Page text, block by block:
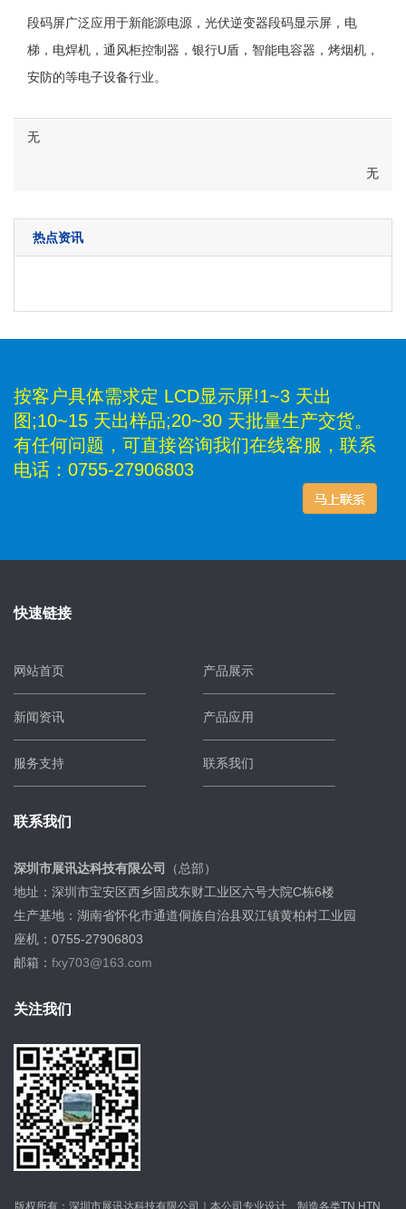
段码屏广泛应用于新能源电源，光伏逆变器段码显示屏，电
梯，电焊机，通风柜控制器，银行U盾，智能电容器，烤烟机，
安防的等电子设备行业。
无
无
热点资讯
按客户具体需求定 LCD显示屏!1~3 天出
图;10~15 天出样品;20~30 天批量生产交货。
有任何问题，可直接咨询我们在线客服，联系
电话：0755-27906803
快速链接
网站首页 产品展示
新闻资讯 产品应用
服务支持 联系我们
联系我们
深圳市展讯达科技有限公司
（总部）
地址：深圳市宝安区西乡固戍东财工业区六号大院C栋6楼
生产基地：湖南省怀化市通道侗族自治县双江镇黄柏村工业园
座机：0755-27906803
邮箱： fxy703@163.com
关注我们